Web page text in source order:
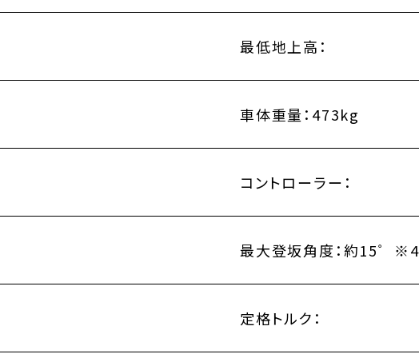
最低地上高：
車体重量： 473kg
コントローラー：
最大登坂角度：約15゜※4
定格トルク：